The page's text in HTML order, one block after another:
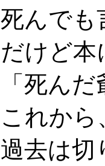
死んでも
だけど本
「死ん
これから
過去は切